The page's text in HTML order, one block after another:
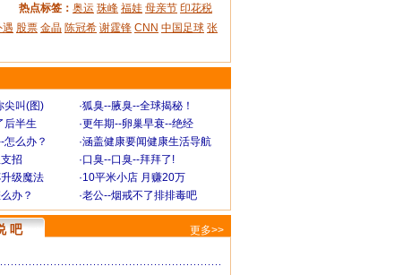
热点标签： 奥运 珠峰 福娃 母亲节 印花税
遇 股票 金晶 陈冠希 谢霆锋 CNN 中国足球 张
尖叫(图) ·狐臭--腋臭--全球揭秘！
后半生 ·更年期--卵巢早衰--绝经
怎么办？ ·涵盖健康要闻健康生活导航
招 ·口臭--口臭--拜拜了!
级魔法 ·10平米小店 月赚20万
办？ ·老公--烟戒不了排排毒吧
吧 更多>>